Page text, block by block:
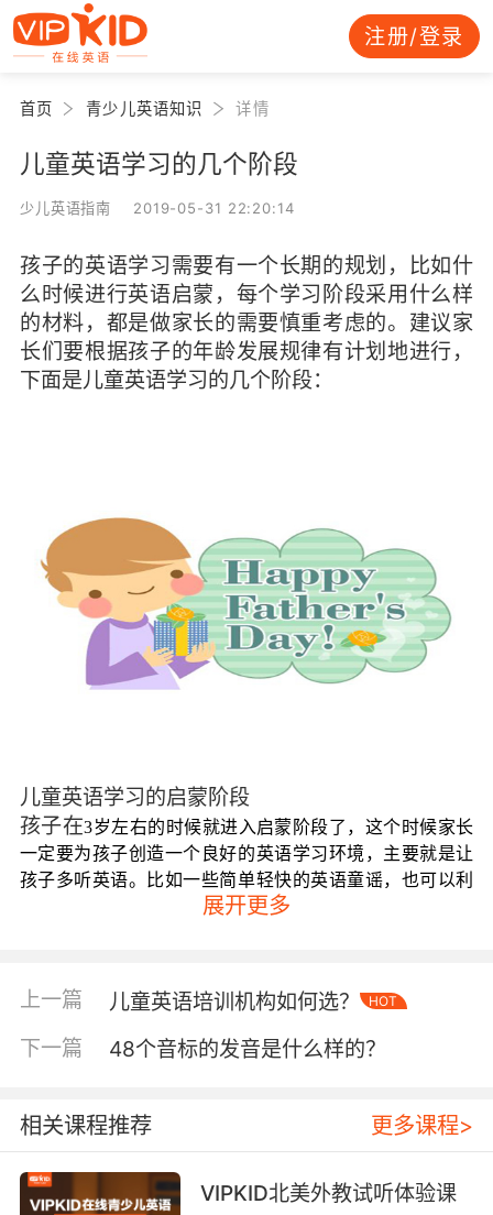
注册/登录
首页 青少儿英语知识 详情
儿童英语学习的几个阶段
少儿英语指南 2019-05-31 22:20:14
孩子的英语学习需要有一个长期的规划，比如什
么时候进行英语启蒙，每个学习阶段采用什么样
的材料，都是做家长的需要慎重考虑的。建议家
长们要根据孩子的年龄发展规律有计划地进行，
下面是儿童英语学习的几个阶段：
儿童英语学习的启蒙阶段
孩子在3岁左右的时候就进入启蒙阶段了，这个时候家长
一定要为孩子创造一个良好的英语学习环境，主要就是让
孩子多听英语。比如一些简单轻快的英语童谣，也可以利
用卡片、实物等道具教孩子学习一些简单的词汇。这个阶
汇量。但是不要求孩子立马就可以输出，只要让孩子多接
触、多听，进入一段沉默期之后孩子自然就可以开口简单
地输出了。
5岁左右的孩子就可以入门学习英语了，这一阶段可以每天
安排固定的时间和孩子一起学习，并且也要继续进行听力
词汇的输入，可以采用一些分级读物来扩展词汇量。当然
也可以引导孩子开口输出简单的句子，家长们可以带着孩
展开更多
上一篇 儿童英语培训机构如何选？ HOT
下一篇 48个音标的发音是什么样的？
相关课程推荐 更多课程>
VIPKID北美外教试听体验课